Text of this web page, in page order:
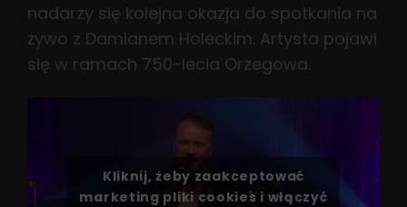
nadarzy się kolejna okazja do spotkania na
żywo z Damianem Holeckim. Artysta pojawi
się w ramach 750-lecia Orzegowa.
Kliknij, żeby zaakceptować
marketing pliki cookies i włączyć